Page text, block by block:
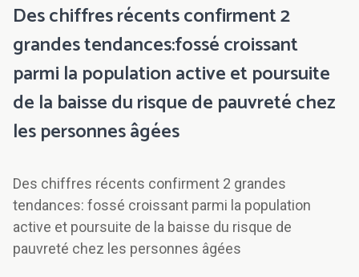
Des chiffres récents confirment 2
grandes tendances:fossé croissant
parmi la population active et poursuite
de la baisse du risque de pauvreté chez
les personnes âgées
Des chiffres récents confirment 2 grandes
tendances: fossé croissant parmi la population
active et poursuite de la baisse du risque de
pauvreté chez les personnes âgées